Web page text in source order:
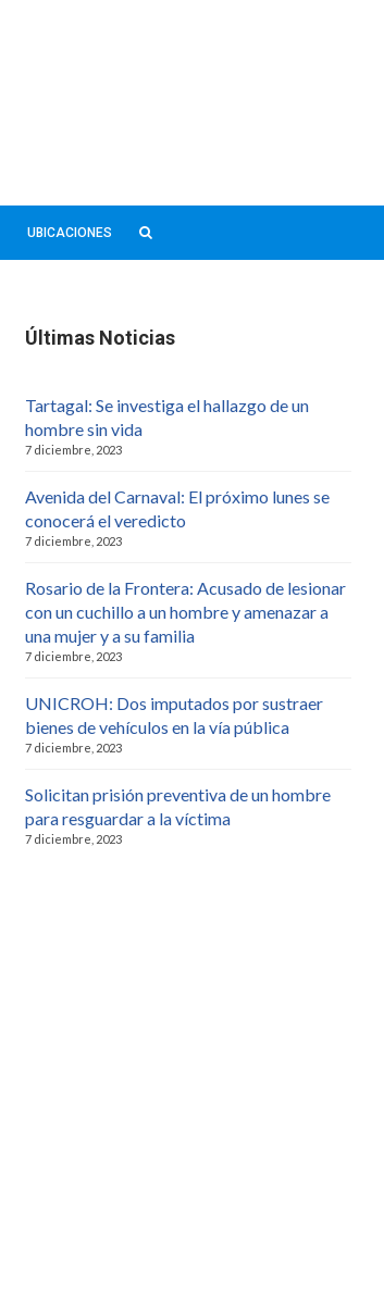
UBICACIONES
Últimas Noticias
Tartagal: Se investiga el hallazgo de un
hombre sin vida
7 diciembre, 2023
Avenida del Carnaval: El próximo lunes se
conocerá el veredicto
7 diciembre, 2023
Rosario de la Frontera: Acusado de lesionar
con un cuchillo a un hombre y amenazar a
una mujer y a su familia
7 diciembre, 2023
UNICROH: Dos imputados por sustraer
bienes de vehículos en la vía pública
7 diciembre, 2023
Solicitan prisión preventiva de un hombre
para resguardar a la víctima
7 diciembre, 2023